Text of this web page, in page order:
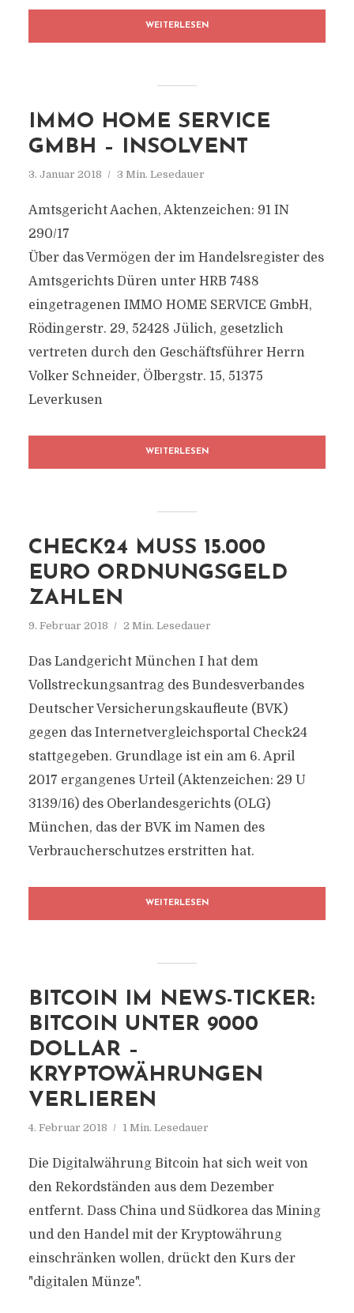
WEITERLESEN
IMMO HOME SERVICE
GMBH – INSOLVENT
3. Januar 2018 3 Min. Lesedauer
Amtsgericht Aachen, Aktenzeichen: 91 IN
290/17
Über das Vermögen der im Handelsregister des
Amtsgerichts Düren unter HRB 7488
eingetragenen IMMO HOME SERVICE GmbH,
Rödingerstr. 29, 52428 Jülich, gesetzlich
vertreten durch den Geschäftsführer Herrn
Volker Schneider, Ölbergstr. 15, 51375
Leverkusen
WEITERLESEN
CHECK24 MUSS 15.000
EURO ORDNUNGSGELD
ZAHLEN
9. Februar 2018 2 Min. Lesedauer
Das Landgericht München I hat dem
Vollstreckungsantrag des Bundesverbandes
Deutscher Versicherungskaufleute (BVK)
gegen das Internetvergleichsportal Check24
stattgegeben. Grundlage ist ein am 6. April
2017 ergangenes Urteil (Aktenzeichen: 29 U
3139/16) des Oberlandesgerichts (OLG)
München, das der BVK im Namen des
Verbraucherschutzes erstritten hat.
WEITERLESEN
BITCOIN IM NEWS-TICKER:
BITCOIN UNTER 9000
DOLLAR –
KRYPTOWÄHRUNGEN
VERLIEREN
4. Februar 2018 1 Min. Lesedauer
Die Digitalwährung Bitcoin hat sich weit von
den Rekordständen aus dem Dezember
entfernt. Dass China und Südkorea das Mining
und den Handel mit der Kryptowährung
einschränken wollen, drückt den Kurs der
"digitalen Münze".